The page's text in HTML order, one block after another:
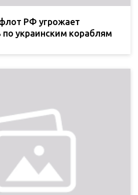
РФ угрожает
по украинским кораблям